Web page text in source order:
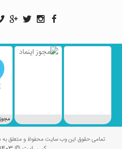
تمامی حقوق این وب سایت محفوظ و متعلق به